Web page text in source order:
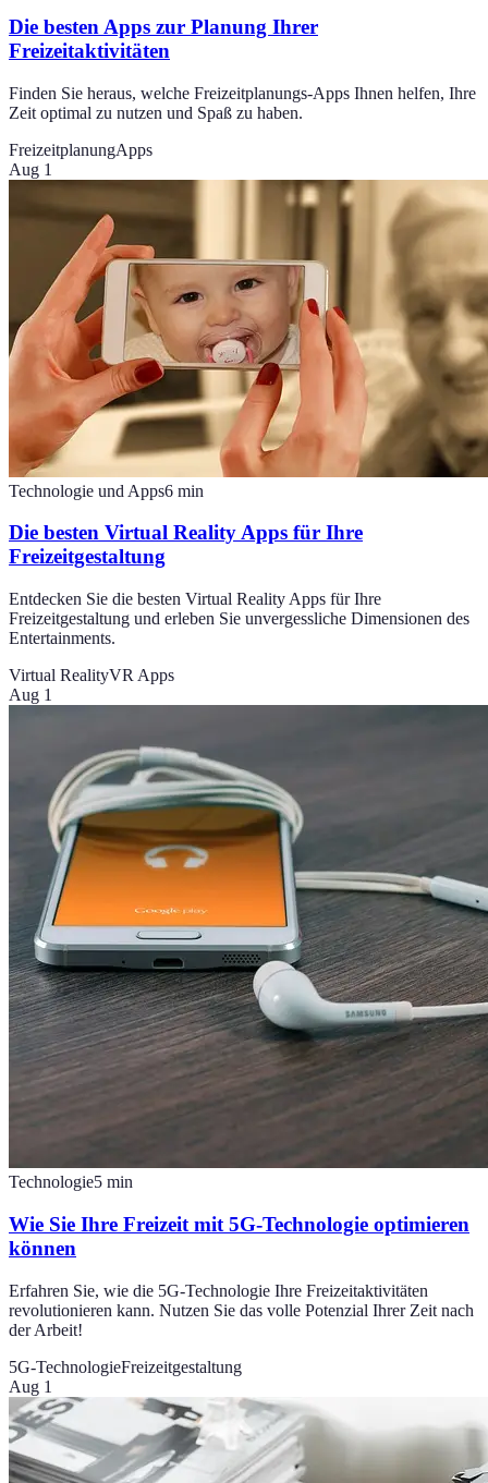
Die besten Apps zur Planung Ihrer
Freizeitaktivitäten
Finden Sie heraus, welche Freizeitplanungs-Apps Ihnen helfen, Ihre
Zeit optimal zu nutzen und Spaß zu haben.
FreizeitplanungApps
Aug 1
Technologie und Apps6 min
Die besten Virtual Reality Apps für Ihre
Freizeitgestaltung
Entdecken Sie die besten Virtual Reality Apps für Ihre
Freizeitgestaltung und erleben Sie unvergessliche Dimensionen des
Entertainments.
Virtual RealityVR Apps
Aug 1
Technologie5 min
Wie Sie Ihre Freizeit mit 5G-Technologie optimieren
können
Erfahren Sie, wie die 5G-Technologie Ihre Freizeitaktivitäten
revolutionieren kann. Nutzen Sie das volle Potenzial Ihrer Zeit nach
der Arbeit!
5G-TechnologieFreizeitgestaltung
Aug 1